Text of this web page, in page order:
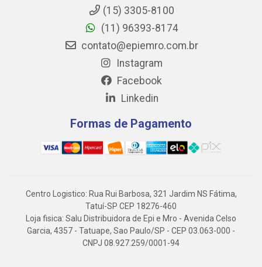
(15) 3305-8100
(11) 96393-8174
contato@epiemro.com.br
Instagram
Facebook
Linkedin
Formas de Pagamento
Centro Logistico: Rua Rui Barbosa, 321 Jardim NS Fátima,
Tatuí-SP CEP 18276-460
Loja fisica: Salu Distribuidora de Epi e Mro - Avenida Celso
Garcia, 4357 - Tatuape, Sao Paulo/SP - CEP 03.063-000 -
CNPJ 08.927.259/0001-94